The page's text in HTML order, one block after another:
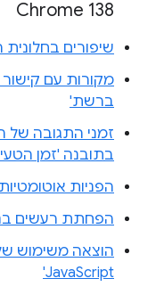
Chrome 138
שיפורים בחלונית
מקורות עם
ברשת'
זמני התגובה של
בתובנה 'זמן
הפניות
הפחתת רעשים
הוצאה משימוש
JavaScript'